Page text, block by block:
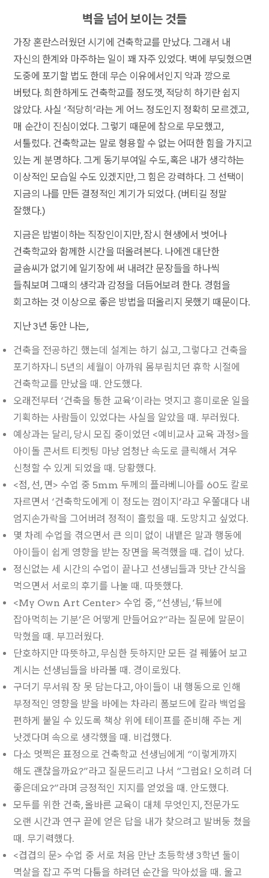
벽을 넘어 보이는 것들
가장 혼란스러웠던 시기에 건축학교를 만났다. 그래서 내
자신의 한계와 마주하는 일이 꽤 자주 있었다. 벽에 부딪혔으면
도중에 포기할 법도 한데 무슨 이유에서인지 악과 깡으로
버텼다. 희한하게도 건축학교를 정도껏, 적당히 하기란 쉽지
않았다. 사실 ‘적당히’라는 게 어느 정도인지 정확히 모르겠고,
매 순간이 진심이었다. 그렇기 때문에 참으로 무모했고,
서툴렀다. 건축학교는 말로 형용할 수 없는 어떠한 힘을 가지고
있는 게 분명하다. 그게 동기부여일 수도, 혹은 내가 생각하는
이상적인 모습일 수도 있겠지만, 그 힘은 강력하다. 그 선택이
지금의 나를 만든 결정적인 계기가 되었다. (버티길 정말
잘했다.)
지금은 밥벌이하는 직장인이지만, 잠시 현생에서 벗어나
건축학교와 함께한 시간을 떠올려본다. 나에겐 대단한
글솜씨가 없기에 일기장에 써 내려간 문장들을 하나씩
들춰보며 그때의 생각과 감정을 더듬어보려 한다. 경험을
회고하는 것 이상으로 좋은 방법을 떠올리지 못했기 때문이다.
지난 3년 동안 나는,
건축을 전공하긴 했는데 설계는 하기 싫고, 그렇다고 건축을
포기하자니 5년의 세월이 아까워 몸부림치던 휴학 시절에
건축학교를 만났을 때. 안도했다.
오래전부터 ‘건축을 통한 교육’이라는 멋지고 흥미로운 일을
기획하는 사람들이 있었다는 사실을 알았을 때. 부러웠다.
예상과는 달리, 당시 모집 중이었던 <예비교사 교육 과정>을
아이돌 콘서트 티켓팅 마냥 엄청난 속도로 클릭해서 겨우
신청할 수 있게 되었을 때. 당황했다.
<점, 선, 면> 수업 중 5mm 두께의 플라베니아를 60도 칼로
자르면서 ‘건축학도에게 이 정도는 껌이지’라고 우쭐대다 내
엄지손가락을 그어버려 정적이 흘렀을 때. 도망치고 싶었다.
몇 차례 수업을 겪으면서 큰 의미 없이 내뱉은 말과 행동에
아이들이 쉽게 영향을 받는 장면을 목격했을 때. 겁이 났다.
정신없는 세 시간의 수업이 끝나고 선생님들과 맛난 간식을
먹으면서 서로의 후기를 나눌 때. 따뜻했다.
<My Own Art Center> 수업 중, “선생님, ‘튜브에
잡아먹히는 기분’은 어떻게 만들어요?”라는 질문에 말문이
막혔을 때. 부끄러웠다.
단호하지만 따뜻하고, 무심한 듯하지만 모든 걸 꿰뚫어 보고
계시는 선생님들을 바라볼 때. 경이로웠다.
구더기 무서워 장 못 담는다고, 아이들이 내 행동으로 인해
부정적인 영향을 받을 바에는 차라리 폼보드에 칼라 백업을
편하게 붙일 수 있도록 책상 위에 테이프를 준비해 주는 게
낫겠다며 속으로 생각했을 때. 비겁했다.
다소 멋쩍은 표정으로 건축학교 선생님에게 “이렇게까지
해도 괜찮을까요?”라고 질문드리고 나서 “그럼요! 오히려 더
좋은데요?”라며 긍정적인 지지를 얻었을 때. 안도했다.
모두를 위한 건축, 올바른 교육이 대체 무엇인지, 전문가도
오랜 시간과 연구 끝에 얻은 답을 내가 찾으려고 발버둥 쳤을
때. 무기력했다.
<겹겹의 문> 수업 중 서로 처음 만난 초등학생 3학년 둘이
멱살을 잡고 주먹 다툼을 하려던 순간을 막아섰을 때. 울고